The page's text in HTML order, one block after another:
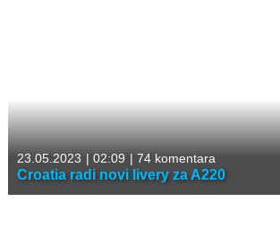
23.05.2023 | 02:09 | 74 komentara
Croatia radi novi livery za A220